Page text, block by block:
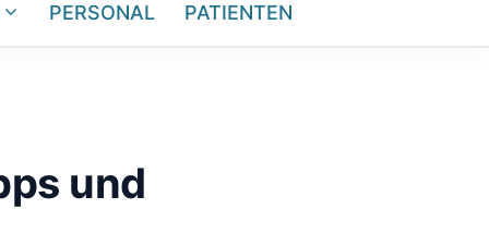
PERSONAL PATIENTEN
und